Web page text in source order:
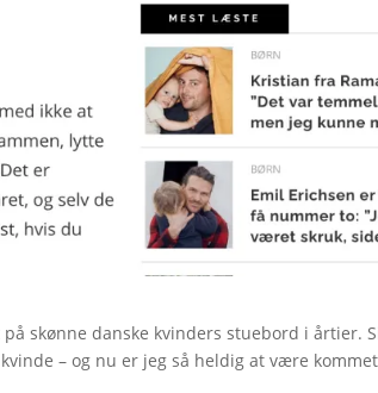
skønne danske kvinders stuebord i årtier.
– og nu er jeg så heldig at være